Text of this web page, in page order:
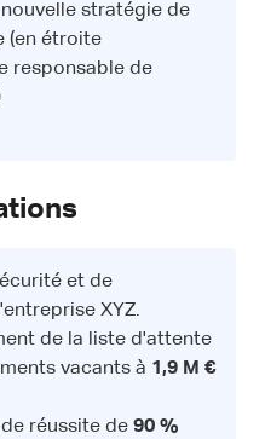
nouvelle stratégie de
(en étroite
responsable de
et de
XYZ.
de la liste d'attente
vacants à 1,9 M €
réussite de 90 %